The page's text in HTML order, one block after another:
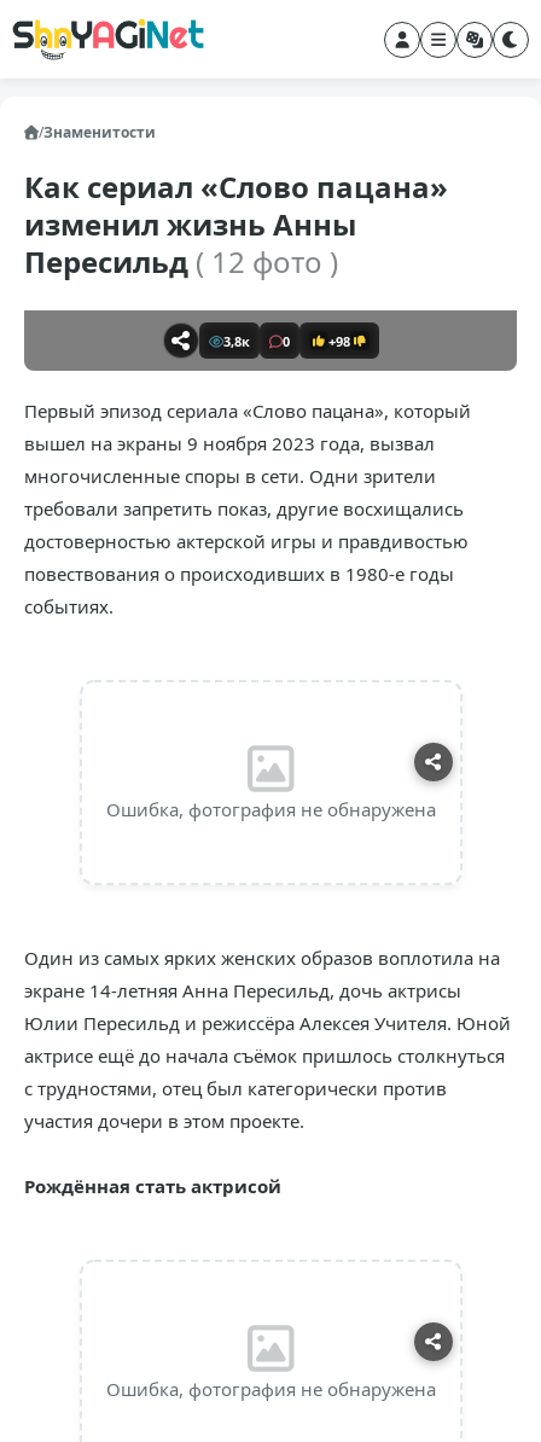
/Знаменитости
Как сериал «Слово пацана»
изменил жизнь Анны
Пересильд ( 12 фото )
3,8к 0 +98
Первый эпизод сериала «Слово пацана», который
вышел на экраны 9 ноября 2023 года, вызвал
многочисленные споры в сети. Одни зрители
требовали запретить показ, другие восхищались
достоверностью актерской игры и правдивостью
повествования о происходивших в 1980-е годы
событиях.
Ошибка, фотография не обнаружена
Один из самых ярких женских образов воплотила на
экране 14-летняя Анна Пересильд, дочь актрисы
Юлии Пересильд и режиссёра Алексея Учителя. Юной
актрисе ещё до начала съёмок пришлось столкнуться
с трудностями, отец был категорически против
участия дочери в этом проекте.
Рождённая стать актрисой
Ошибка, фотография не обнаружена